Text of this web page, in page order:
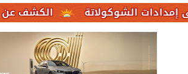
الكشف عن شروط